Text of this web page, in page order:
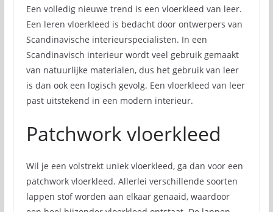
Een volledig nieuwe trend is een vloerkleed van leer.
Een leren vloerkleed is bedacht door ontwerpers van
Scandinavische interieurspecialisten. In een
Scandinavisch interieur wordt veel gebruik gemaakt
van natuurlijke materialen, dus het gebruik van leer
is dan ook een logisch gevolg. Een vloerkleed van leer
past uitstekend in een modern interieur.
Patchwork vloerkleed
Wil je een volstrekt uniek vloerkleed, ga dan voor een
patchwork vloerkleed. Allerlei verschillende soorten
lappen stof worden aan elkaar genaaid, waardoor